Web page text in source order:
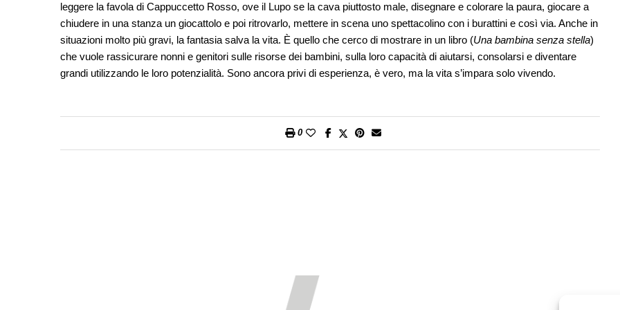
leggere la favola di Cappuccetto Rosso, ove il Lupo se la cava piuttosto male, disegnare e colorare la paura, giocare a
chiudere in una stanza un giocattolo e poi ritrovarlo, mettere in scena uno spettacolino con i burattini e così via. Anche in
situazioni molto più gravi, la fantasia salva la vita. È quello che cerco di mostrare in un libro (Una bambina senza stella)
che vuole rassicurare nonni e genitori sulle risorse dei bambini, sulla loro capacità di aiutarsi, consolarsi e diventare
grandi utilizzando le loro potenzialità. Sono ancora privi di esperienza, è vero, ma la vita s’impara solo vivendo.
0